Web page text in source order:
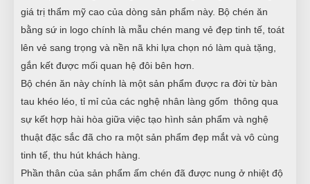
giá trị thẩm mỹ cao của dòng sản phẩm này. Bộ chén ăn
bằng sứ in logo chính là mẫu chén mang vẻ đẹp tinh tế, toát
lên vẻ sang trọng và nền nã khi lựa chọn nó làm quà tặng,
gắn kết được mối quan hệ đôi bên hơn.
Bộ chén ăn này chính là một sản phẩm được ra đời từ bàn
tau khéo léo, tỉ mỉ của các nghệ nhân làng gốm thông qua
sự kết hợp hài hòa giữa việc tạo hình sản phẩm và nghệ
thuật đặc sắc đã cho ra một sản phẩm đẹp mắt và vô cùng
tinh tế, thu hút khách hàng.
Phần thân của sản phẩm ấm chén đã được nung ở nhiệt độ